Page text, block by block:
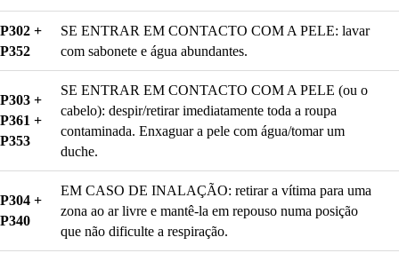
P302 +
P352
SE ENTRAR EM CONTACTO COM A PELE: lavar
com sabonete e água abundantes.
P303 +
P361 +
P353
SE ENTRAR EM CONTACTO COM A PELE (ou o
cabelo): despir/retirar imediatamente toda a roupa
contaminada. Enxaguar a pele com água/tomar um
duche.
P304 +
P340
EM CASO DE INALAÇÃO: retirar a vítima para uma
zona ao ar livre e mantê-la em repouso numa posição
que não dificulte a respiração.